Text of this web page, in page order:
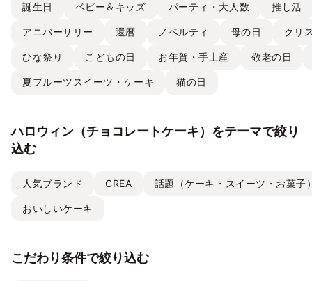
誕生日 ベビー＆キッズ パーティ・大人数 推し活
アニバーサリー 還暦 ノベルティ 母の日 クリ
ひな祭り こどもの日 お年賀・手土産 敬老の日
夏フルーツスイーツ・ケーキ 猫の日
ハロウィン（チョコレートケーキ）をテーマで絞り
込む
人気ブランド CREA 話題（ケーキ・スイーツ・お菓子
おいしいケーキ
こだわり条件で絞り込む